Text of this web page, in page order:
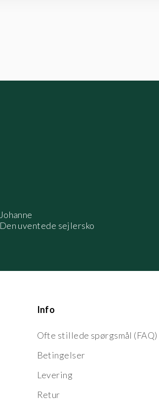
Johanne
Den uventede sejlersko
Info
Ofte stillede spørgsmål (FAQ)
Betingelser
Levering
Retur